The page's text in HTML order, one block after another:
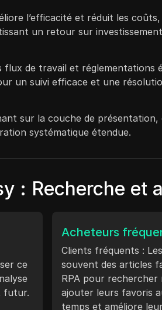
l’efficacité et réduit les
un retour sur
de travail et réglementations
un suivi efficace et une
sur la couche de
systématique étendue.
: Recherche et
ce
futur.
Acheteurs
Clients fréquents :
souvent des articles
RPA pour
ajouter leurs favoris
temps et améliore